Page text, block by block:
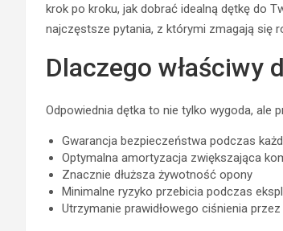
krok po kroku, jak dobrać idealną dętkę do
najczęstsze pytania, z którymi zmagają się
Dlaczego właściwy
Odpowiednia dętka to nie tylko wygoda, ale
Gwarancja bezpieczeństwa podczas
Optymalna amortyzacja zwiększająca
Znacznie dłuższa żywotność opony
Minimalne ryzyko przebicia podczas
Utrzymanie prawidłowego ciśnienia